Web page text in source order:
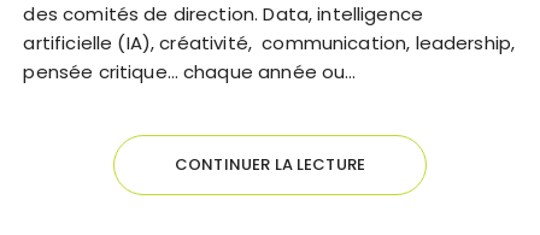
des comités de direction. Data, intelligence
artificielle (IA), créativité, communication, leadership,
pensée critique… chaque année ou…
CONTINUER LA LECTURE